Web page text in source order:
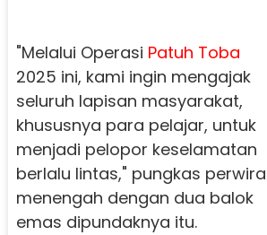
"Melalui Operasi Patuh Toba
2025 ini, kami ingin mengajak
seluruh lapisan masyarakat,
khususnya para pelajar, untuk
menjadi pelopor keselamatan
berlalu lintas," pungkas perwira
menengah dengan dua balok
emas dipundaknya itu.